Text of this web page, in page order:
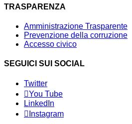
TRASPARENZA
Amministrazione Trasparente
Prevenzione della corruzione
Accesso civico
SEGUICI SUI SOCIAL
Twitter
You Tube
LinkedIn
Instagram